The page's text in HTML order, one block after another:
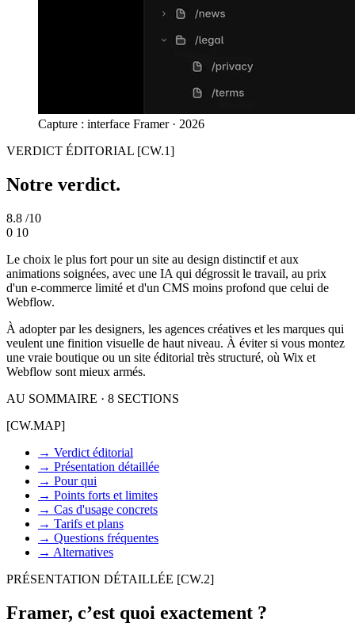
Capture : interface Framer · 2026
VERDICT ÉDITORIAL [CW.1]
Notre verdict.
8.8 /10
0 10
Le choix le plus fort pour un site au design distinctif et aux
animations soignées, avec une IA qui dégrossit le travail, au prix
d'un e-commerce limité et d'un CMS moins profond que celui de
Webflow.
À adopter par les designers, les agences créatives et les marques qui
veulent une finition visuelle de haut niveau. À éviter si vous montez
une vraie boutique ou un site éditorial très structuré, où Wix et
Webflow sont mieux armés.
AU SOMMAIRE · 8 SECTIONS
[CW.MAP]
→ Verdict éditorial
→ Présentation détaillée
→ Pour qui
→ Points forts et limites
→ Cas d'usage concrets
→ Tarifs et plans
→ Questions fréquentes
→ Alternatives
PRÉSENTATION DÉTAILLÉE [CW.2]
Framer, c’est quoi exactement ?